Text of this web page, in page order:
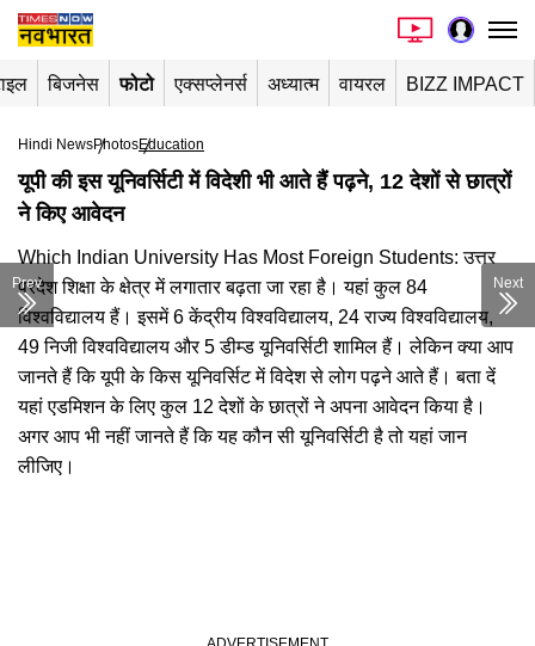
बिजनेस फोटो एक्सप्लेनर्स अध्यात्म वायरल BIZZ IMPACT
Hindi NewsPhotosEducation
यूपी की इस यूनिवर्सिटी में विदेशी भी आते हैं पढ़ने, 12 देशों से छात्रों
ने किए आवेदन
Which Indian University Has Most Foreign Students: उत्तर
प्रदेश शिक्षा के क्षेत्र में लगातार बढ़ता जा रहा है। यहां कुल 84
विश्वविद्यालय हैं। इसमें 6 केंद्रीय विश्वविद्यालय, 24 राज्य विश्वविद्यालय,
49 निजी विश्वविद्यालय और 5 डीम्ड यूनिवर्सिटी शामिल हैं। लेकिन क्या आप
जानते हैं कि यूपी के किस यूनिवर्सिट में विदेश से लोग पढ़ने आते हैं। बता दें
यहां एडमिशन के लिए कुल 12 देशों के छात्रों ने अपना आवेदन किया है।
अगर आप भी नहीं जानते हैं कि यह कौन सी यूनिवर्सिटी है तो यहां जान
लीजिए।
Prev Next